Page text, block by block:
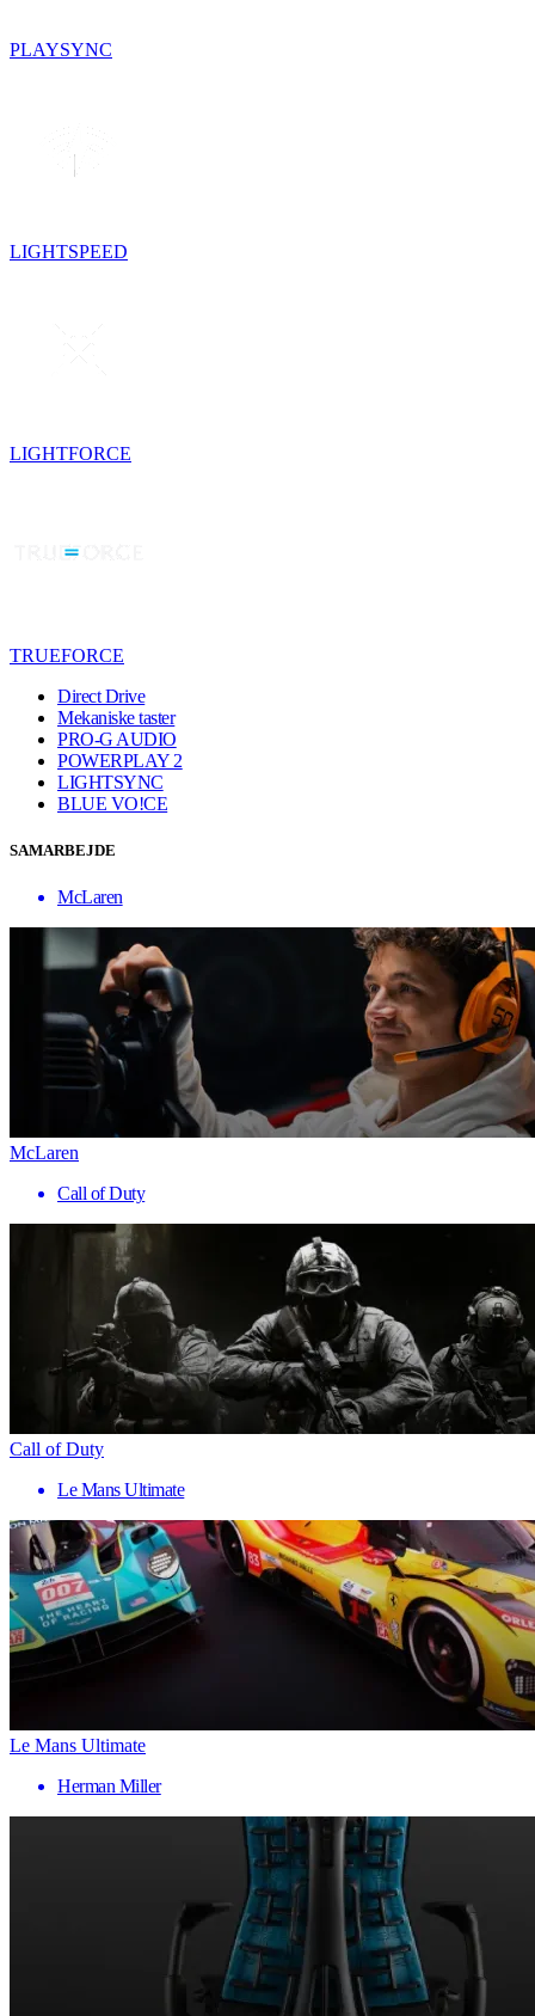
PLAYSYNC
LIGHTSPEED
LIGHTFORCE
TRUEFORCE
Direct Drive
Mekaniske taster
PRO-G AUDIO
POWERPLAY 2
LIGHTSYNC
BLUE VO!CE
SAMARBEJDE
McLaren
McLaren
Call of Duty
Call of Duty
Le Mans Ultimate
Le Mans Ultimate
Herman Miller